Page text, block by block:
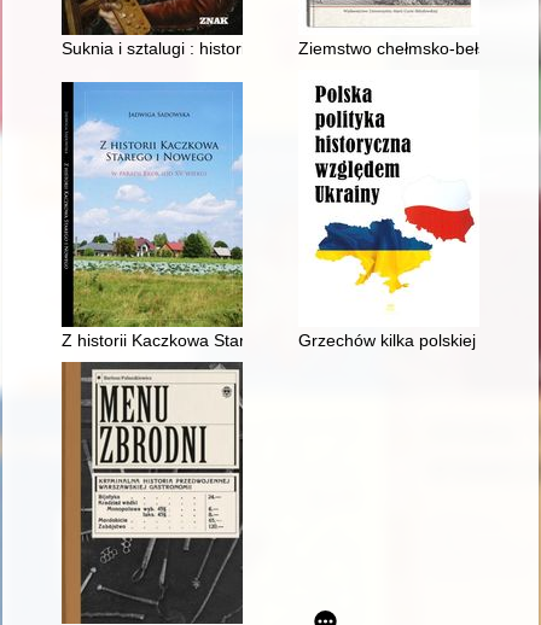
Suknia i sztalugi : historie dawnych malarekZiemstwo chełmsko-bełskie
Z historii Kaczkowa Starego i Nowego w parafii Brok (od XV
Grzechów kilka polskiej